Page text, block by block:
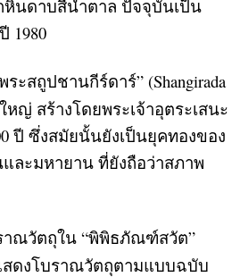
นดาบสีน้ำตาล ปัจจุบันเป็น
1980
ะสถูปชานกีร์ดาร์” (Shangirada
หญ่ สร้างโดยพระเจ้าอุตระเสนะ
ปี ซึ่งสมัยนั้นยังเป็นยุคทองของ
ละมหายาน ที่ยังถือว่าสภาพ
าณวัตถุใน “พิพิธภัณฑ์สวัต”
สดงโบราณวัตถุตามแบบฉบับ